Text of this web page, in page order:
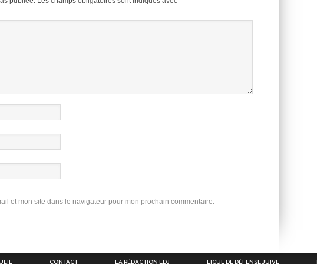
et mon site dans le navigateur pour mon prochain commentaire.
CONTACT LA RÉDACTION LDJ LIGUE DE DÉFENSE JUIVE